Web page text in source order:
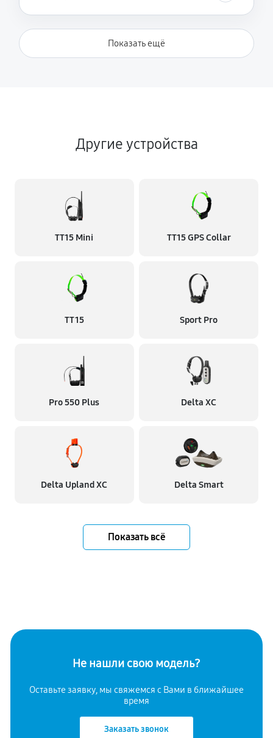
Показать ещё
Другие устройства
TT15 Mini TT15 GPS Collar
TT 15 Sport Pro
Pro 550 Plus Delta XC
Delta Upland XC Delta Smart
Показать всё
Не нашли свою модель?
Оставьте заявку, мы свяжемся с Вами в ближайшее
время
Заказать звонок